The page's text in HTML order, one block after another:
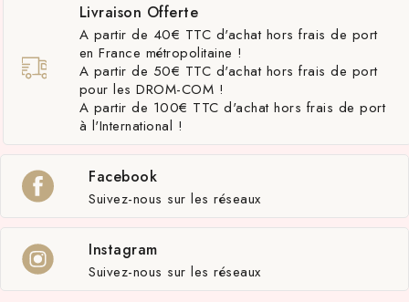
Livraison Offerte
A partir de 40€ TTC d'achat hors frais de port
en France métropolitaine !
A partir de 50€ TTC d'achat hors frais de port
pour les DROM-COM !
A partir de 100€ TTC d'achat hors frais de port
à l'International !
Facebook
Suivez-nous sur les réseaux
Instagram
Suivez-nous sur les réseaux